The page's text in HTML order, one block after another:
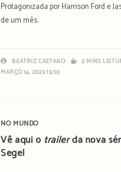
Protagonizada por Harrison Ford e
de um mês.
BEATRIZ CAETANO
2 MINS
MARÇO 14, 2023 15:03
NO MUNDO
Vê aqui o trailerda nova
Segel